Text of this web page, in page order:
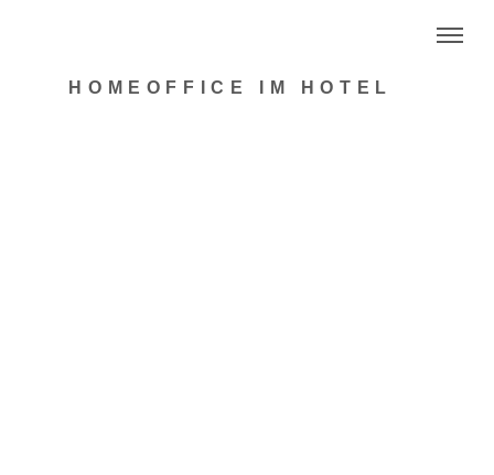
HOMEOFFICE IM HOTEL